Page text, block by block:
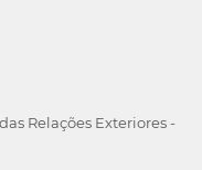
Relações Exteriores -